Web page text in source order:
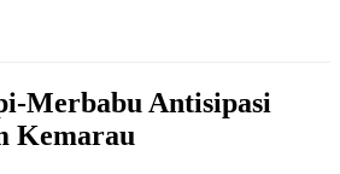
Merbabu Antisipasi
Kemarau